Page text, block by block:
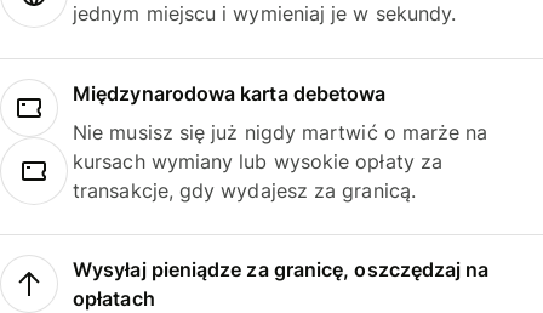
jednym miejscu i wymieniaj je w sekundy.
Międzynarodowa karta debetowa
Nie musisz się już nigdy martwić o marże na
kursach wymiany lub wysokie opłaty za
transakcje, gdy wydajesz za granicą.
Wysyłaj pieniądze za granicę, oszczędzaj na
opłatach